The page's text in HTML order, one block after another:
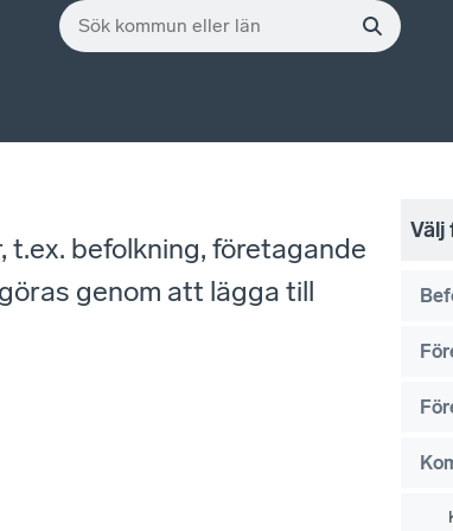
befolkning, företagande
genom att lägga till